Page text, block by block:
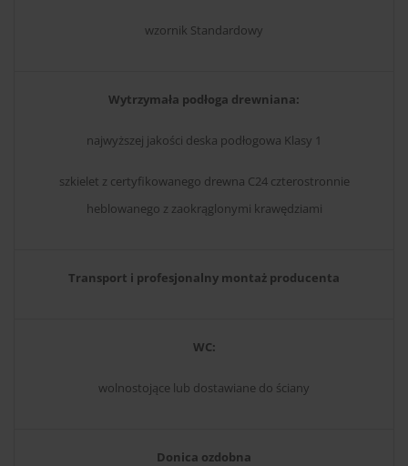
wzornik Standardowy
Wytrzymała podłoga drewniana:
najwyższej jakości deska podłogowa Klasy 1
szkielet z certyfikowanego drewna C24 czterostronnie
heblowanego z zaokrąglonymi krawędziami
Transport i profesjonalny montaż producenta
WC:
wolnostojące lub dostawiane do ściany
Donica ozdobna